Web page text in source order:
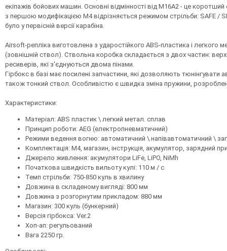
екіпажів бойових машин. Основні відмінності від M16A2 - це коротший
з першою модифікацією М4 відрізняється режимом стрільби: SAFE /
було у первісній версії карабіна.
Airsoft-репліка виготовлена ​​з ударостійкого ABS-пластика і легкого
(зовнішній ствол). Ствольна коробка складається з двох частин:
ресиверів, які з'єднуються двома пінами.
Гірбокс в базі має посилені запчастини, які дозволяють тюнінгувати
також тонкий ствол. Особливістю є швидка зміна пружини,
Характеристики:
Матеріал: ABS пластик \ легкий метал. сплав
Принцип роботи: AEG (електропневматичний)
Режими ведення вогню: автоматичний \ напівавтоматичний \
Комплектація: M4, магазин, інструкція, акумулятор, зарядний
Джерело живлення: акумулятори LiFe, LiPO, NiMh
Початкова швидкість вильоту кулі: 110 м / с
Темп стрільби: 750-850 куль в хвилину
Довжина в складеному вигляді: 800 мм
Довжина з розгорнутим прикладом: 880 мм
Магазин: 300 куль (бункерний)
Версія гірбокса: Ver.2
Хоп-ап: регульований
Вага 2250 гр.